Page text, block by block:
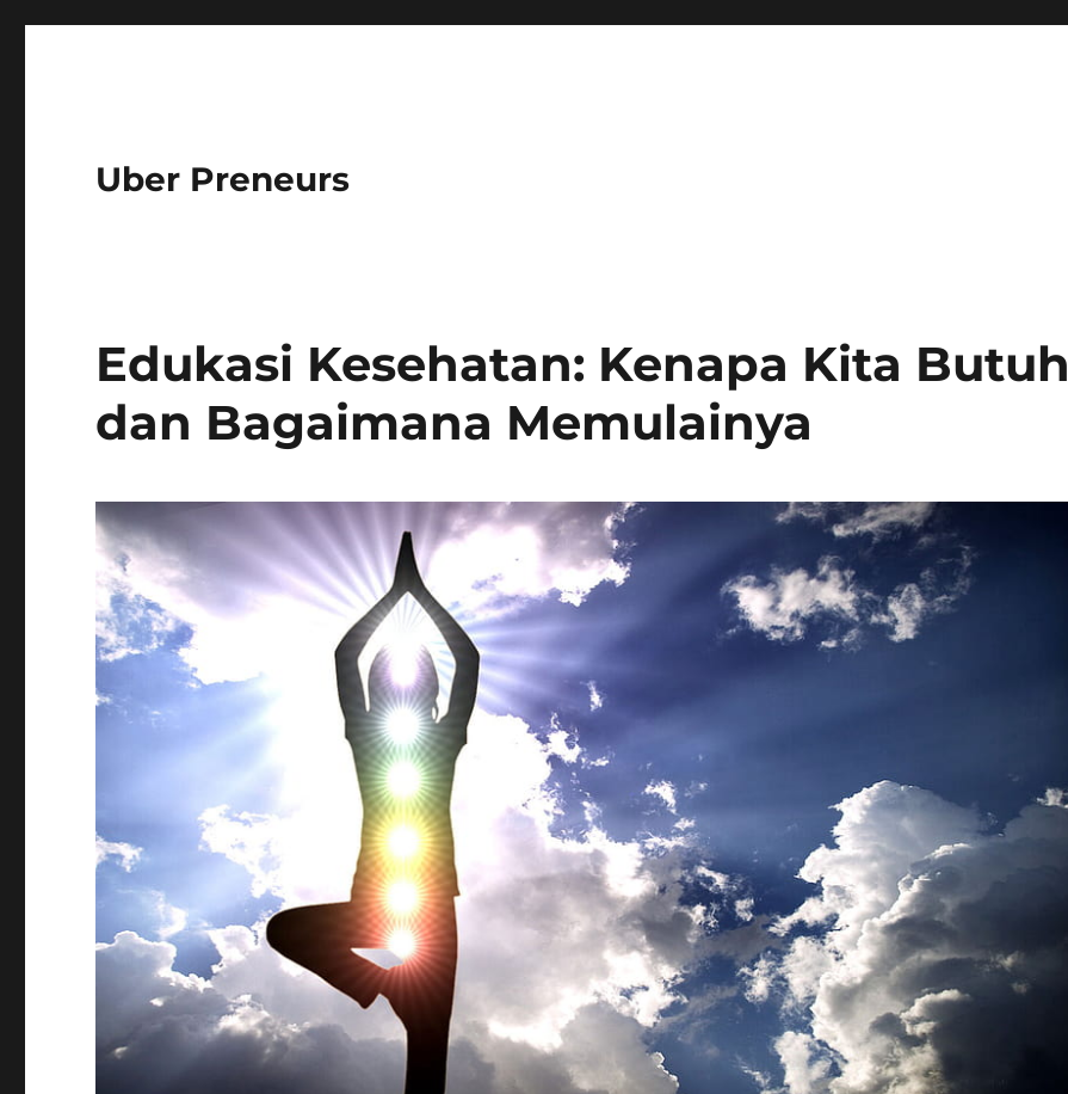
Uber Preneurs
Edukasi Kesehatan: Kenapa Kita Butuh
dan Bagaimana Memulainya